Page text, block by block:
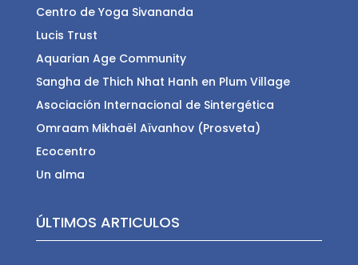
Centro de Yoga Sivananda
Lucis Trust
Aquarian Age Community
Sangha de Thich Nhat Hanh en Plum Village
Asociación Internacional de Sintergética
Omraam Mikhaël Aïvanhov (Prosveta)
Ecocentro
Un alma
ÚLTIMOS ARTICULOS